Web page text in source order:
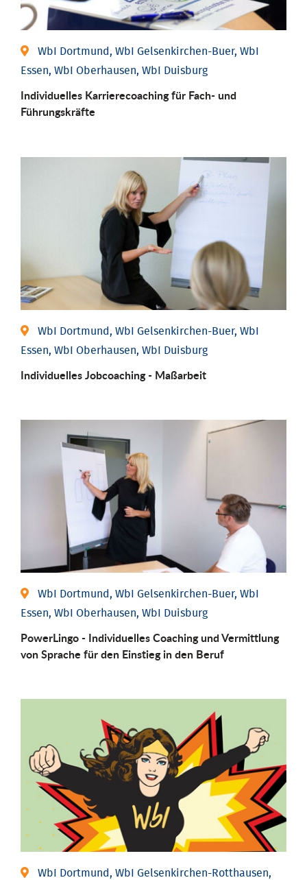
WbI Dortmund, WbI Gelsenkirchen-Buer, WbI
Essen, WbI Oberhausen, WbI Duisburg
Individu­elles Karrierecoaching für Fach-­ und
Führungs­kräfte
WbI Dortmund, WbI Gelsenkirchen-Buer, WbI
Essen, WbI Oberhausen, WbI Duisburg
Individu­elles Job­coaching - Maßarbeit
WbI Dortmund, WbI Gelsenkirchen-Buer, WbI
Essen, WbI Oberhausen, WbI Duisburg
PowerLingo - Individuelles Coaching und Vermittlung
von Sprache für den Einstieg in den Beruf
WbI Dortmund, WbI Gelsenkirchen-Rotthausen,